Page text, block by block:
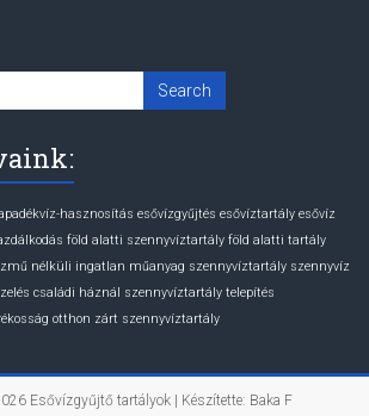
hasznosítás esővízgyűjtés esővíztartály esővíz
föld alatti szennyvíztartály föld alatti tartály
nélküli ingatlan műanyag szennyvíztartály szennyvíz
családi háznál
szennyvíztartály telepítés
otthon zárt szennyvíztartály
Esővízgyűjtő tartályok| Készítette: Baka F